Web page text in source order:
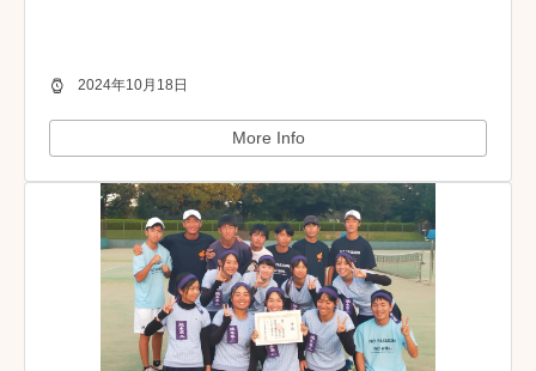
2024年10月18日
More Info